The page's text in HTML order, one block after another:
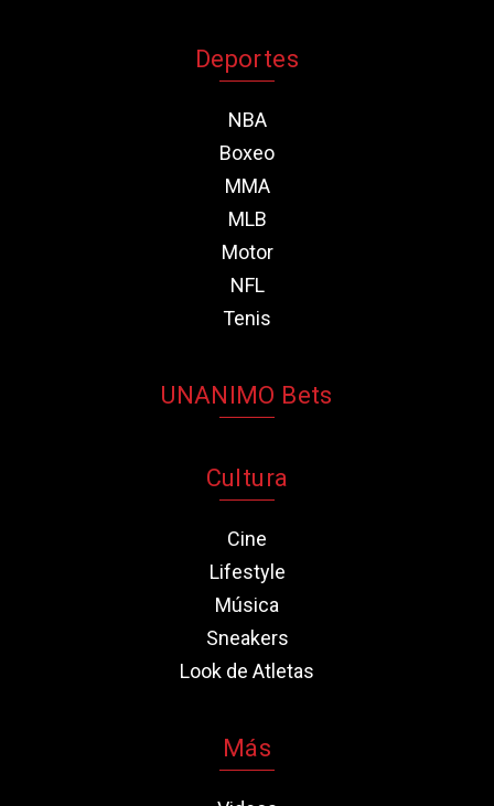
Deportes
NBA
Boxeo
MMA
MLB
Motor
NFL
Tenis
UNANIMO Bets
Cultura
Cine
Lifestyle
Música
Sneakers
Look de Atletas
Más